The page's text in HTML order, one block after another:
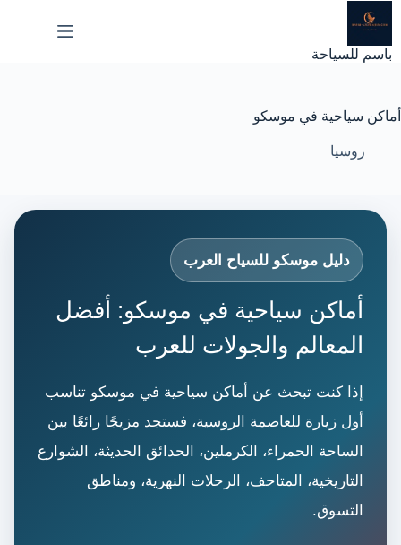
إلى
باسم للسياحة
أماكن سياحية في موسكو
روسيا
دليل موسكو للسياح العرب
أماكن سياحية في موسكو: أفضل
المعالم والجولات للعرب
إذا كنت تبحث عن أماكن سياحية في موسكو تناسب
أول زيارة للعاصمة الروسية، فستجد مزيجًا رائعًا بين
الساحة الحمراء، الكرملين، الحدائق الحديثة، الشوارع
التاريخية، المتاحف، الرحلات النهرية، ومناطق
التسوق.